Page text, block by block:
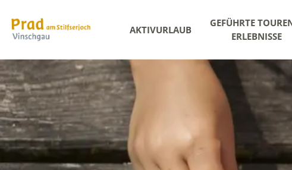
AKTIVURLAUB
GEFÜHRTE
ERLEBNISSE